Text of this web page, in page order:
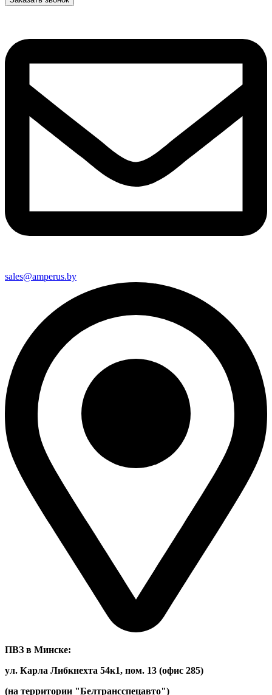
sales@amperus.by
ПВЗ в Минске:
ул. Карла Либкнехта 54к1, пом. 13 (офис 285)
(на территории "Белтрансспецавто")